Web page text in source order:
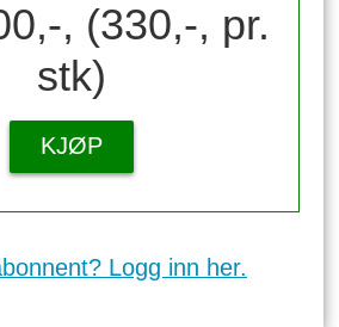
, (330,-, pr.
stk)
KJØP
Logg inn her.